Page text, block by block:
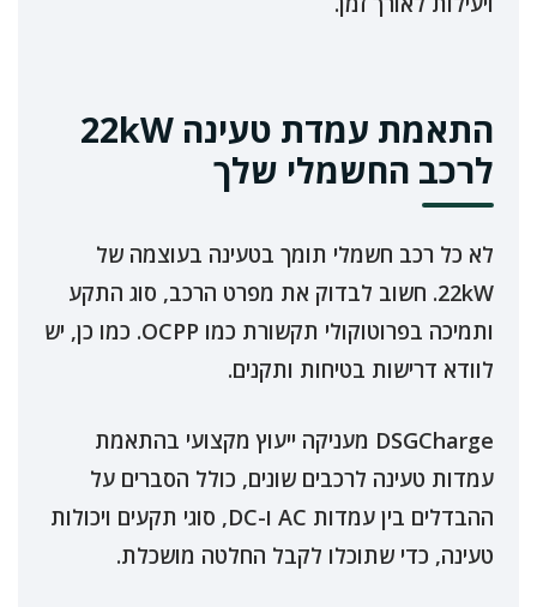
התאמת עמדת טעינה 22kW
לרכב החשמלי שלך
לא כל רכב חשמלי תומך בטעינה בעוצמה של
22kW. חשוב לבדוק את מפרט הרכב, סוג התקע
ותמיכה בפרוטוקולי תקשורת כמו OCPP. כמו כן, יש
לוודא דרישות בטיחות ותקנים.
DSGCharge מעניקה ייעוץ מקצועי בהתאמת
עמדות טעינה לרכבים שונים, כולל הסברים על
ההבדלים בין עמדות AC ו-DC, סוגי תקעים ויכולות
טעינה, כדי שתוכלו לקבל החלטה מושכלת.